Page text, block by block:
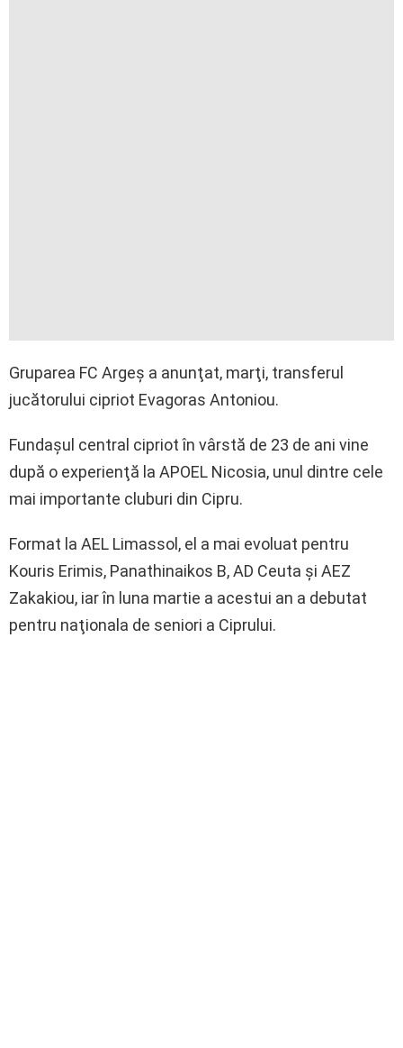
Gruparea FC Argeş a anunţat, marţi, transferul
jucătorului cipriot Evagoras Antoniou.
Fundaşul central cipriot în vârstă de 23 de ani vine
după o experienţă la APOEL Nicosia, unul dintre cele
mai importante cluburi din Cipru.
Format la AEL Limassol, el a mai evoluat pentru
Kouris Erimis, Panathinaikos B, AD Ceuta şi AEZ
Zakakiou, iar în luna martie a acestui an a debutat
pentru naţionala de seniori a Ciprului.